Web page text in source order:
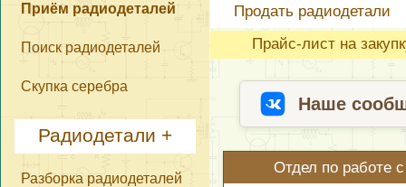
Продать радиодетали
Прайс-лист на
Наше
Отдел по работе
Приём радиодеталей
Поиск радиодеталей
Скупка серебра
Радиодетали +
Разборка радиодеталей